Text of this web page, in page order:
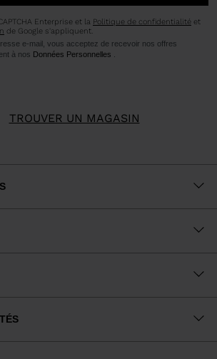
TROUVER UN MAGASIN
Enterprise et la Politique de confidentialité et
de Google s'appliquent.
e-mail, vous acceptez de recevoir nos offres
à nos Données Personnelles .